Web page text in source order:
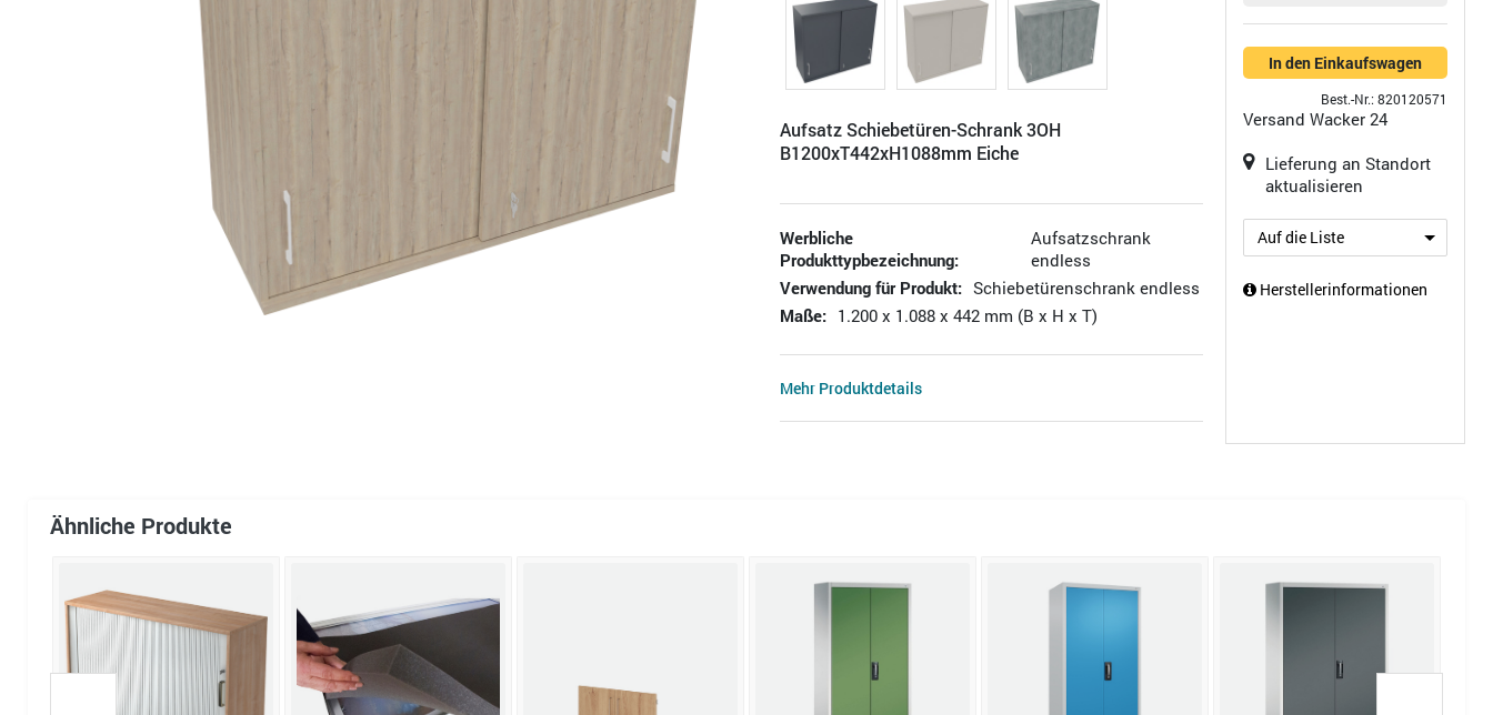
Aufsatz Schiebetüren-Schrank 3OH
B1200xT442xH1088mm Eiche
Werbliche
Produkttypbezeichnung:
Aufsatzschrank
endless
Verwendung für Produkt: Schiebetürenschrank endless
Maße: 1.200 x 1.088 x 442 mm (B x H x T)
Mehr Produktdetails
In den Einkaufswagen
Best.-Nr.: 820120571
Versand Wacker 24
Lieferung an Standort
aktualisieren
Auf die Liste
Herstellerinformationen
Ähnliche Produkte